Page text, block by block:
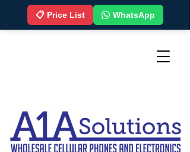
📋 Price List WhatsApp